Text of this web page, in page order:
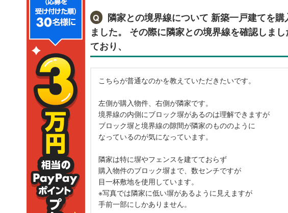
Q
隣家との境界線について 新築一戸建てを
ました。 その際に隣家との境界線を確認しま
ており、
こちらが普通なのかを教えていただきたいです。
左側が購入物件、右側が隣家です。
境界線の内側にブロック塀があるのは理解できますが
ブロック塀と境界線の隙間が隣家のもののように
なっているのが気になっています。
隣家は特に塀やフェンスを建てておらず
購入物件のブロック塀まで、数センチですが
目一杯敷地を使用しています。
※写真では隣家に低い塀があるように見えますが
手前一部にしかありません。